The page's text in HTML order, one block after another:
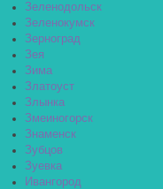
Зеленодольск
Зеленокумск
Зерноград
Зея
Зима
Златоуст
Злынка
Змеиногорск
Знаменск
Зубцов
Зуевка
Ивангород